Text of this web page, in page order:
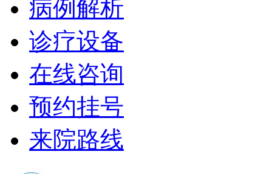
病例解析
诊疗设备
在线咨询
预约挂号
来院路线